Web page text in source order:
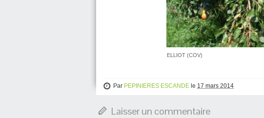
ELLIOT (COV)
Par PEPINIERES ESCANDE le 17 mars 2014
Laisser un commentaire